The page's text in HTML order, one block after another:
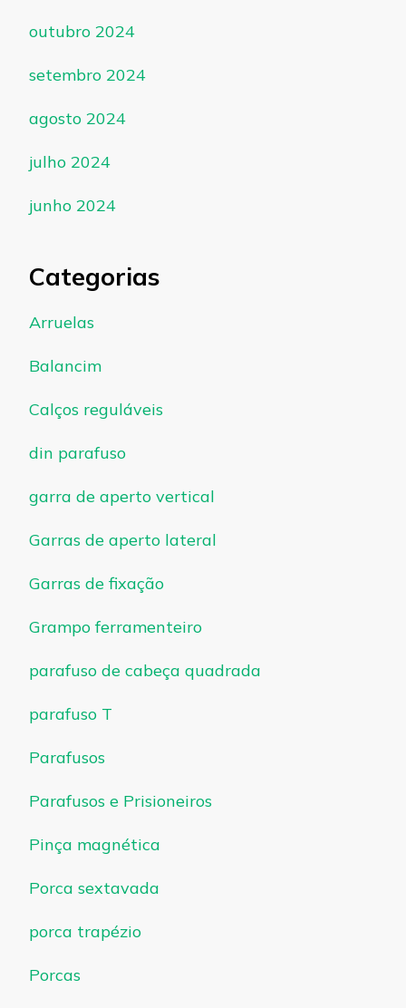
outubro 2024
setembro 2024
agosto 2024
julho 2024
junho 2024
Categorias
Arruelas
Balancim
Calços reguláveis
din parafuso
garra de aperto vertical
Garras de aperto lateral
Garras de fixação
Grampo ferramenteiro
parafuso de cabeça quadrada
parafuso T
Parafusos
Parafusos e Prisioneiros
Pinça magnética
Porca sextavada
porca trapézio
Porcas